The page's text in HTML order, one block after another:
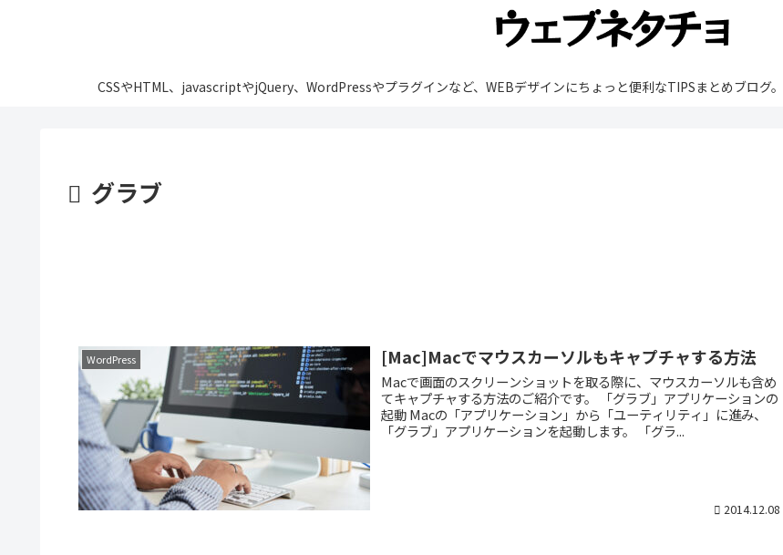
CSSやHTML、javascriptやjQuery、WordPressやプラグインなど、WEBデザインにちょっと便利なTIPSまとめブログ
グラブ
WordPress [Mac]Macでマウスカーソルもキャプチャする方法
Macで画面のスクリーンショットを取る際に、マウスカーソルも含め
てキャプチャする方法のご紹介です。 「グラブ」アプリケーションの
起動 Macの「アプリケーション」から「ユーティリティ」に進み、
「グラブ」アプリケーションを起動します。 「グラ...
2014.12.08